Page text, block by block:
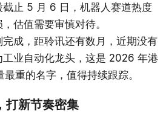
截止 5 月 6 日，机器人赛道热度
估值需要审慎对待。
完成，距聆讯还有数月，近期没有
业自动化龙头，这是 2026 年港
最重的名字，值得持续跟踪。
打新节奏密集